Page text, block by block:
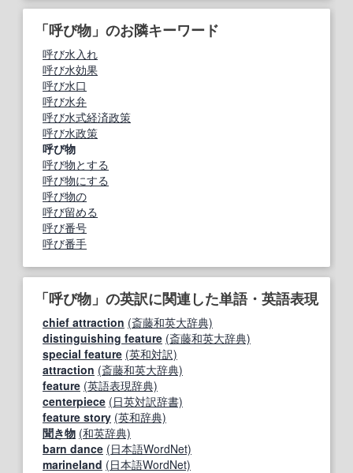
「呼び物」のお隣キーワード
呼び水入れ
呼び水効果
呼び水口
呼び水弁
呼び水式経済政策
呼び水政策
呼び物
呼び物とする
呼び物にする
呼び物の
呼び留める
呼び番号
呼び番手
「呼び物」の英訳に関連した単語・英語表現
chief attraction (斎藤和英大辞典)
distinguishing feature (斎藤和英大辞典)
special feature (英和対訳)
attraction (斎藤和英大辞典)
feature (英語表現辞典)
centerpiece (日英対訳辞書)
feature story (英和辞典)
聞き物 (和英辞典)
barn dance (日本語WordNet)
marineland (日本語WordNet)